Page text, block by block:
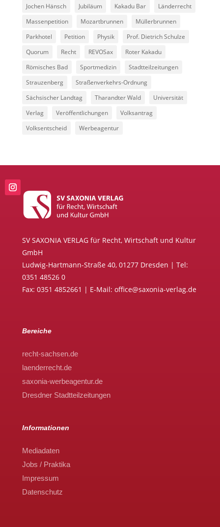
Jochen Hänsch
Jubiläum Kakadu Bar
Länderrecht
Massenpetition
Mozartbrunnen
Müllerbrunnen
Parkhotel
Petition Physik
Prof. Dietrich Schulze
Quorum
Recht REVOSax
Roter Kakadu
Römisches Bad
Sportmedizin
Stadtteilzeitungen
Strauzenberg
Straßenverkehrs-Ordnung
Sächsischer Landtag
Tharandter Wald
Universität
Verlag
Veröffentlichungen
Volksantrag
Volksentscheid
Werbeagentur
SV SAXONIA VERLAG für Recht, Wirtschaft und Kultur
GmbH
Ludwig-Hartmann-Straße 40, 01277 Dresden | Tel:
0351 48526 0
Fax: 0351 4852661 | E-Mail: office@saxonia-verlag.de
Bereiche
recht-sachsen.de
laenderrecht.de
saxonia-werbeagentur.de
Dresdner Stadtteilzeitungen
Informationen
Mediadaten
Jobs / Praktika
Impressum
Datenschutz